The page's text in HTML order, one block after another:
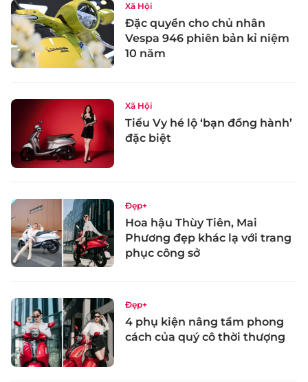
Xã Hội
Đặc quyền cho chủ nhân
Vespa 946 phiên bản kỉ niệm
10 năm
Xã Hội
Tiểu Vy hé lộ ‘bạn đồng hành’
đặc biệt
Đẹp+
Hoa hậu Thùy Tiên, Mai
Phương đẹp khác lạ với trang
phục công sở
Đẹp+
4 phụ kiện nâng tầm phong
cách của quý cô thời thượng